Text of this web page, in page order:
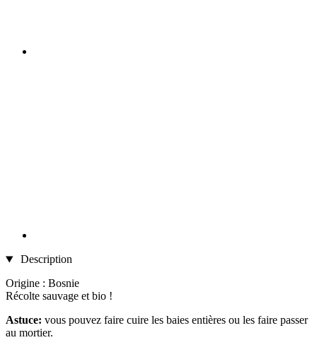
Description
Origine : Bosnie
Récolte sauvage et bio !
Astuce: vous pouvez faire cuire les baies entières ou les faire passer
au mortier.